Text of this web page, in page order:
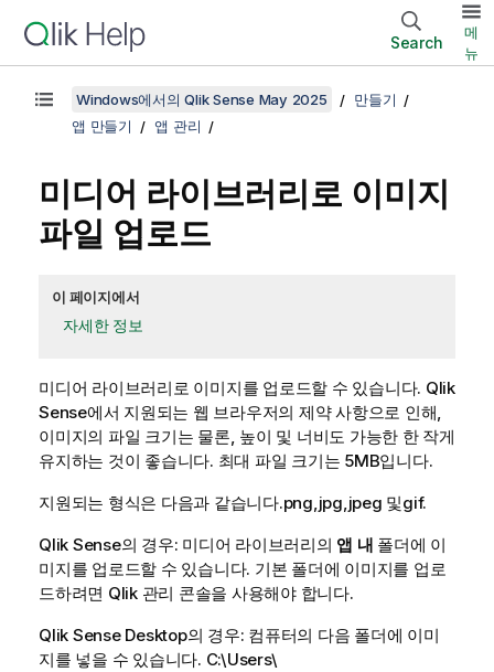
Search
메
뉴
Windows에서의 Qlik Sense May 2025
만들기
앱 만들기
앱 관리
미디어 라이브러리로 이미지
파일 업로드
이 페이지에서
자세한 정보
미디어 라이브러리로 이미지를 업로드할 수 있습니다. Qlik
Sense에서 지원되는 웹 브라우저의 제약 사항으로 인해,
이미지의 파일 크기는 물론, 높이 및 너비도 가능한 한 작게
유지하는 것이 좋습니다. 최대 파일 크기는 5MB입니다.
지원되는 형식은 다음과 같습니다.png,jpg,jpeg 및gif.
Qlik Sense의 경우: 미디어 라이브러리의 앱 내 폴더에 이
미지를 업로드할 수 있습니다. 기본 폴더에 이미지를 업로
드하려면 Qlik 관리 콘솔을 사용해야 합니다.
Qlik Sense Desktop의 경우: 컴퓨터의 다음 폴더에 이미
지를 넣을 수 있습니다. C:\Users\